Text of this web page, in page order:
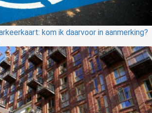
kom ik daarvoor in aanmerking?